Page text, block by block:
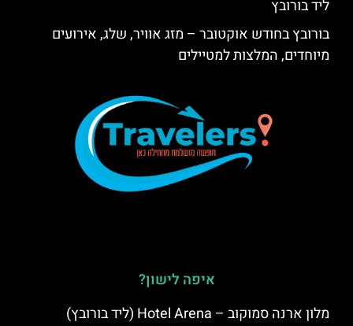
ליד בורובץ
בורובץ בחודש אוקטובר – מזג אוויר, שלג, אירועים
מיוחדים, המלצות למטיילים
איפה לישון?
מלון ארנה סמוקוב – Hotel Arena (ליד בורובץ)